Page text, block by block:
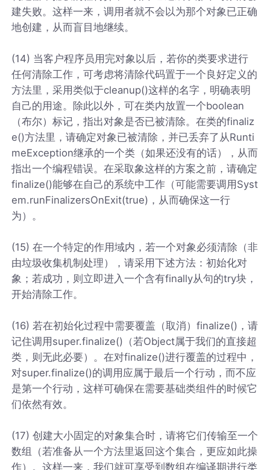
建失败。这样一来，调用者就不会以为那个对象已正确
地创建，从而盲目地继续。
(14) 当客户程序员用完对象以后，若你的类要求进行
任何清除工作，可考虑将清除代码置于一个良好定义的
方法里，采用类似于cleanup()这样的名字，明确表明
自己的用途。除此以外，可在类内放置一个boolean
（布尔）标记，指出对象是否已被清除。在类的finaliz
e()方法里，请确定对象已被清除，并已丢弃了从Runti
meException继承的一个类（如果还没有的话），从而
指出一个编程错误。在采取象这样的方案之前，请确定
finalize()能够在自己的系统中工作（可能需要调用Syst
em.runFinalizersOnExit(true)，从而确保这一行
为）。
(15) 在一个特定的作用域内，若一个对象必须清除（非
由垃圾收集机制处理），请采用下述方法：初始化对
象；若成功，则立即进入一个含有finally从句的try块，
开始清除工作。
(16) 若在初始化过程中需要覆盖（取消）finalize()，请
记住调用super.finalize()（若Object属于我们的直接超
类，则无此必要）。在对finalize()进行覆盖的过程中，
对super.finalize()的调用应属于最后一个行动，而不应
是第一个行动，这样可确保在需要基础类组件的时候它
们依然有效。
(17) 创建大小固定的对象集合时，请将它们传输至一个
数组（若准备从一个方法里返回这个集合，更应如此操
作）。这样一来，我们就可享受到数组在编译期进行类